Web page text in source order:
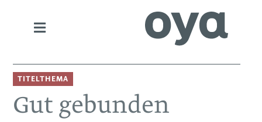
TITELTHEMA
Gut gebunden